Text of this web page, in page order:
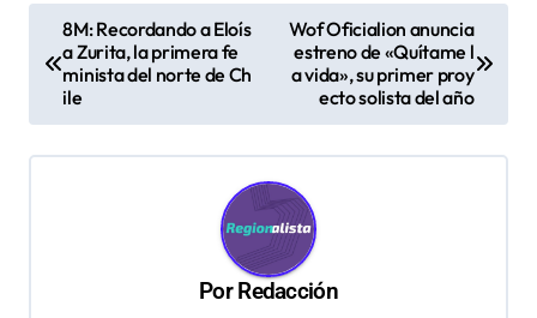
8M: Recordando a Eloís
a Zurita, la primera fe
minista del norte de Ch
ile
Wof Oficialion anuncia
estreno de «Quítame l
a vida», su primer proy
ecto solista del año
PorRedacción